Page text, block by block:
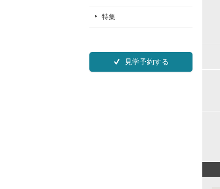
特集
見学予約する